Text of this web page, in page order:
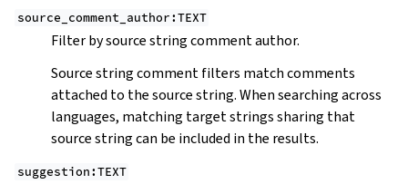
source_comment_author:TEXT
Filter by source string comment author.
Source string comment filters match comments
attached to the source string. When searching across
languages, matching target strings sharing that
source string can be included in the results.
suggestion:TEXT